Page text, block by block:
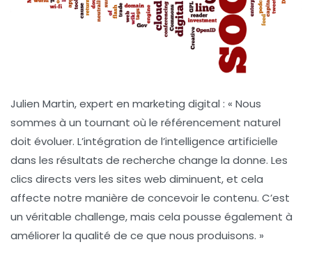
Julien Martin, expert en marketing digital : « Nous
sommes à un tournant où le référencement naturel
doit évoluer. L’intégration de l’intelligence artificielle
dans les résultats de recherche change la donne. Les
clics directs vers les sites web diminuent, et cela
affecte notre manière de concevoir le contenu. C’est
un véritable challenge, mais cela pousse également à
améliorer la qualité de ce que nous produisons. »